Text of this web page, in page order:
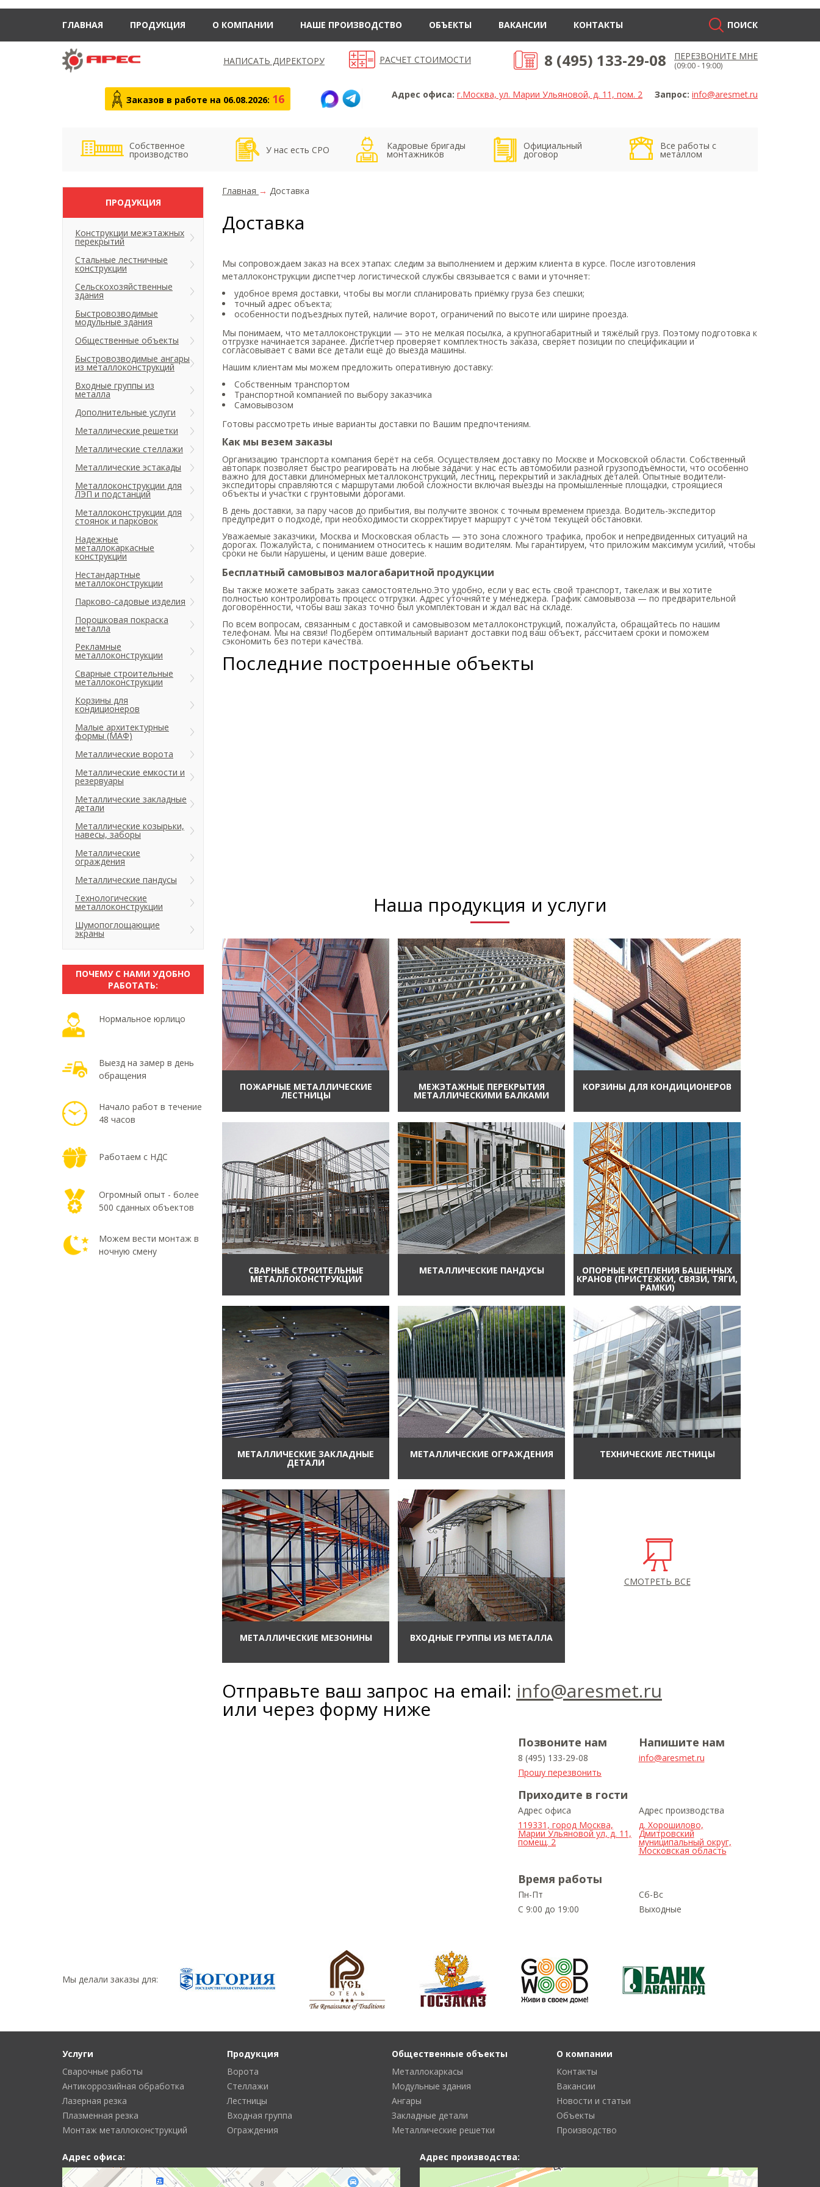
ГЛАВНАЯ ПРОДУКЦИЯ О КОМПАНИИ НАШЕ ПРОИЗВОДСТВО ОБЪЕКТЫ ВАКАНСИИ КОНТАКТЫ ПОИСК
НАПИСАТЬ ДИРЕКТОРУ РАСЧЕТ СТОИМОСТИ 8 (495) 133-29-08 ПЕРЕЗВОНИТЕ МНЕ
(09:00 - 19:00)
Адрес офиса: г.Москва, ул. Марии Ульяновой, д. 11, пом. 2 Запрос: info@aresmet.ru
Заказов в работе на 06.08.2026: 16
Собственное
производство У нас есть СРО Кадровые бригады
монтажников
Официальный
договор
Все работы с
металлом
Главная → Доставка
Доставка
Мы сопровождаем заказ на всех этапах: следим за выполнением и держим клиента в курсе. После изготовления
металлоконструкции диспетчер логистической службы связывается с вами и уточняет:
удобное время доставки, чтобы вы могли спланировать приёмку груза без спешки;
точный адрес объекта;
особенности подъездных путей, наличие ворот, ограничений по высоте или ширине проезда.
Мы понимаем, что металлоконструкции — это не мелкая посылка, а крупногабаритный и тяжёлый груз. Поэтому подготовка к
отгрузке начинается заранее. Диспетчер проверяет комплектность заказа, сверяет позиции по спецификации и
согласовывает с вами все детали ещё до выезда машины.
Нашим клиентам мы можем предложить оперативную доставку:
Собственным транспортом
Транспортной компанией по выбору заказчика
Самовывозом
Готовы рассмотреть иные варианты доставки по Вашим предпочтениям.
Как мы везем заказы
Организацию транспорта компания берёт на себя. Осуществляем доставку по Москве и Московской области. Собственный
автопарк позволяет быстро реагировать на любые задачи: у нас есть автомобили разной грузоподъёмности, что особенно
важно для доставки длиномерных металлоконструкций, лестниц, перекрытий и закладных деталей. Опытные водители-
экспедиторы справляются с маршрутами любой сложности включая выезды на промышленные площадки, строящиеся
объекты и участки с грунтовыми дорогами.
В день доставки, за пару часов до прибытия, вы получите звонок с точным временем приезда. Водитель-экспедитор
предупредит о подходе, при необходимости скорректирует маршрут с учётом текущей обстановки.
Уважаемые заказчики, Москва и Московская область — это зона сложного трафика, пробок и непредвиденных ситуаций на
дорогах. Пожалуйста, с пониманием относитесь к нашим водителям. Мы гарантируем, что приложим максимум усилий, чтобы
сроки не были нарушены, и ценим ваше доверие.
Бесплатный самовывоз малогабаритной продукции
Вы также можете забрать заказ самостоятельно.Это удобно, если у вас есть свой транспорт, такелаж и вы хотите
полностью контролировать процесс отгрузки. Адрес уточняйте у менеджера. График самовывоза — по предварительной
договорённости, чтобы ваш заказ точно был укомплектован и ждал вас на складе.
По всем вопросам, связанным с доставкой и самовывозом металлоконструкций, пожалуйста, обращайтесь по нашим
телефонам. Мы на связи! Подберём оптимальный вариант доставки под ваш объект, рассчитаем сроки и поможем
сэкономить без потери качества.
Последние построенные объекты
Наша продукция и услуги
ПОЖАРНЫЕ МЕТАЛЛИЧЕСКИЕ
ЛЕСТНИЦЫ
МЕЖЭТАЖНЫЕ ПЕРЕКРЫТИЯ
МЕТАЛЛИЧЕСКИМИ БАЛКАМИ
КОРЗИНЫ ДЛЯ КОНДИЦИОНЕРОВ
СВАРНЫЕ СТРОИТЕЛЬНЫЕ
МЕТАЛЛОКОНСТРУКЦИИ
МЕТАЛЛИЧЕСКИЕ ПАНДУСЫ ОПОРНЫЕ КРЕПЛЕНИЯ БАШЕННЫХ
КРАНОВ (ПРИСТЕЖКИ, СВЯЗИ, ТЯГИ,
РАМКИ)
МЕТАЛЛИЧЕСКИЕ ЗАКЛАДНЫЕ
ДЕТАЛИ
МЕТАЛЛИЧЕСКИЕ ОГРАЖДЕНИЯ ТЕХНИЧЕСКИЕ ЛЕСТНИЦЫ
МЕТАЛЛИЧЕСКИЕ МЕЗОНИНЫ ВХОДНЫЕ ГРУППЫ ИЗ МЕТАЛЛА
СМОТРЕТЬ ВСЕ
Отправьте ваш запрос на email: info@aresmet.ru
или через форму ниже
Позвоните нам
8 (495) 133-29-08
Прошу перезвонить
Напишите нам
info@aresmet.ru
Приходите в гости
Адрес офиса
119331, город Москва,
Марии Ульяновой ул, д. 11,
помещ. 2
Адрес производства
д. Хорошилово,
Дмитровский
муниципальный округ,
Московская область
Время работы
Пн-Пт
С 9:00 до 19:00
Сб-Вс
Выходные
ПРОДУКЦИЯ
Конструкции межэтажных
перекрытий
Стальные лестничные
конструкции
Сельскохозяйственные
здания
Быстровозводимые
модульные здания
Общественные объекты
Быстровозводимые ангары
из металлоконструкций
Входные группы из
металла
Дополнительные услуги
Металлические решетки
Металлические стеллажи
Металлические эстакады
Металлоконструкции для
ЛЭП и подстанций
Металлоконструкции для
стоянок и парковок
Надежные
металлокаркасные
конструкции
Нестандартные
металлоконструкции
Парково-садовые изделия
Порошковая покраска
металла
Рекламные
металлоконструкции
Сварные строительные
металлоконструкции
Корзины для
кондиционеров
Малые архитектурные
формы (МАФ)
Металлические ворота
Металлические емкости и
резервуары
Металлические закладные
детали
Металлические козырьки,
навесы, заборы
Металлические
ограждения
Металлические пандусы
Технологические
металлоконструкции
Шумопоглощающие
экраны
ПОЧЕМУ С НАМИ УДОБНО
РАБОТАТЬ:
Нормальное юрлицо
Выезд на замер в день
обращения
Начало работ в течение
48 часов
Работаем с НДС
Огромный опыт - более
500 сданных объектов
Можем вести монтаж в
ночную смену
Мы делали заказы для:
Услуги
Сварочные работы
Антикоррозийная обработка
Лазерная резка
Плазменная резка
Монтаж металлоконструкций
Продукция
Ворота
Стеллажи
Лестницы
Входная группа
Ограждения
Общественные объекты
Металлокаркасы
Модульные здания
Ангары
Закладные детали
Металлические решетки
О компании
Контакты
Вакансии
Новости и статьи
Объекты
Производство
Адрес офиса: Адрес производства: